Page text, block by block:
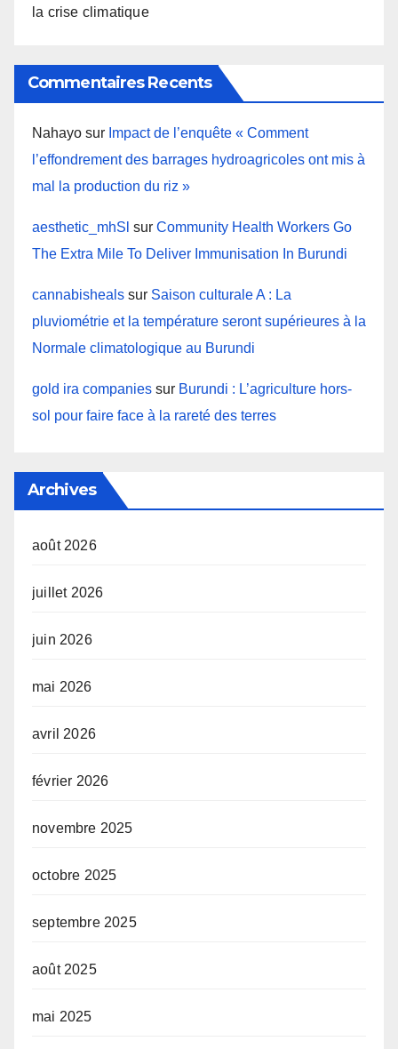
la crise climatique
Commentaires Recents
Nahayo sur Impact de l’enquête « Comment
l’effondrement des barrages hydroagricoles ont mis à
mal la production du riz »
aesthetic_mhSl sur Community Health Workers Go
The Extra Mile To Deliver Immunisation In Burundi
cannabisheals sur Saison culturale A : La
pluviométrie et la température seront supérieures à la
Normale climatologique au Burundi
gold ira companies sur Burundi : L’agriculture hors-
sol pour faire face à la rareté des terres
Archives
août 2026
juillet 2026
juin 2026
mai 2026
avril 2026
février 2026
novembre 2025
octobre 2025
septembre 2025
août 2025
mai 2025